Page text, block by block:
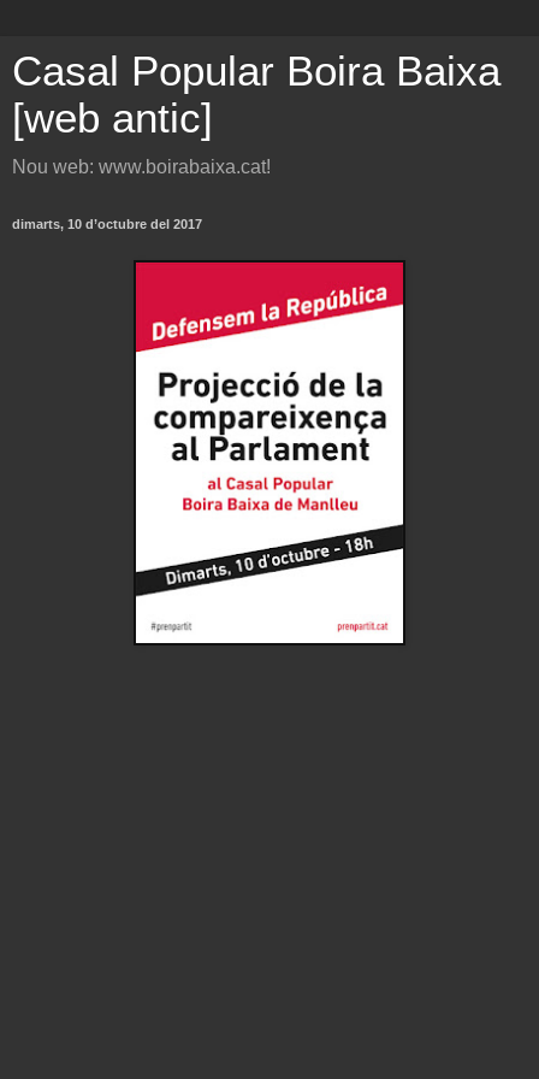
Casal Popular Boira Baixa
[web antic]
Nou web: www.boirabaixa.cat!
dimarts, 10 d’octubre del 2017